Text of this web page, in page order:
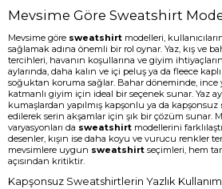
Mevsime Göre Sweatshirt
Mevsime göre sweatshirt modelleri,
sağlamak adına önemli bir rol oynar. Yaz, kış ve
tercihleri, havanın koşullarına ve giyim
aylarında, daha kalın ve içi peluş ya da fleece
soğuktan koruma sağlar. Bahar döneminde, ince
katmanlı giyim için ideal bir seçenek sunar. Yaz
kumaşlardan yapılmış kapşonlu ya da kapşonsuz
edilerek serin akşamlar için şık bir çözüm sunar.
varyasyonları da sweatshirt modellerini
desenler, kışın ise daha koyu ve vurucu renkler
mevsimlere uygun sweatshirt seçimleri, hem
açısından kritiktir.
Kapşonsuz Sweatshirtlerin Yazlık